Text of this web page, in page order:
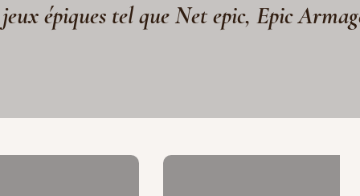
jeux épiques tel que Net epic, Epic